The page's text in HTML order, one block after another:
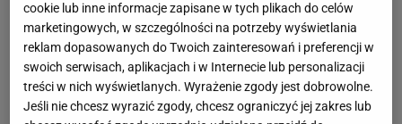
cookie lub inne informacje zapisane w tych plikach do celów
marketingowych, w szczególności na potrzeby wyświetlania
reklam dopasowanych do Twoich zainteresowań i preferencji w
swoich serwisach, aplikacjach i w Internecie lub personalizacji
treści w nich wyświetlanych. Wyrażenie zgody jest dobrowolne.
Jeśli nie chcesz wyrazić zgody, chcesz ograniczyć jej zakres lub